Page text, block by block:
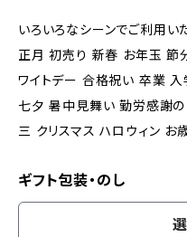
いろいろなシーンでご利用い
正月 初売り 新春 お年玉 節
ワイトデー 合格祝い 卒業
七夕 暑中見舞い 勤労感謝
三 クリスマス ハロウィン
ギフト包装・のし